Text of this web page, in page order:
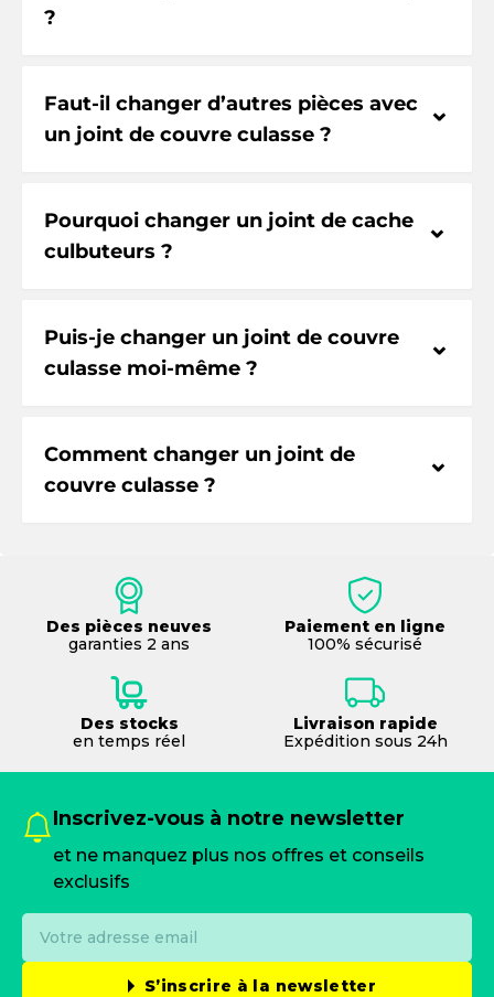
?
Faut-il changer d’autres pièces avec
un joint de couvre culasse ?
⌃
Pourquoi changer un joint de cache
culbuteurs ?
⌃
Puis-je changer un joint de couvre
culasse moi-même ?
⌃
Comment changer un joint de
couvre culasse ?
⌃
Des pièces neuves
garanties 2 ans
Paiement en ligne
100% sécurisé
Des stocks
en temps réel
Livraison rapide
Expédition sous 24h
Inscrivez-vous à notre newsletter
et ne manquez plus nos offres et conseils
exclusifs
S’inscrire à la newsletter